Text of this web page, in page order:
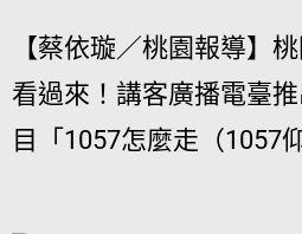
【蔡依璇／桃園報導】
看過來！講客廣播電臺
目「1057怎麼走（1057